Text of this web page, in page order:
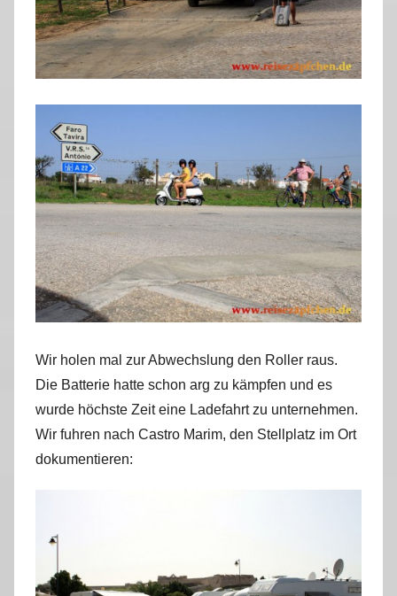
Wir holen mal zur Abwechslung den Roller raus.
Die Batterie hatte schon arg zu kämpfen und es
wurde höchste Zeit eine Ladefahrt zu unternehmen.
Wir fuhren nach Castro Marim, den Stellplatz im Ort
dokumentieren: